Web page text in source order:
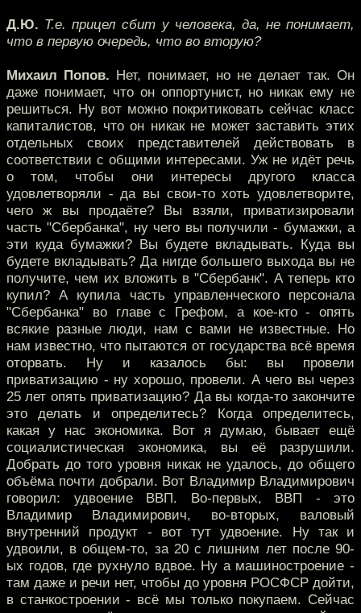
Д.Ю. Т.е. прицел сбит у человека, да, не понимает,
что в первую очередь, что во вторую?
Михаил Попов. Нет, понимает, но не делает так. Он
даже понимает, что он оппортунист, но никак ему не
решиться. Ну вот можно покритиковать сейчас класс
капиталистов, что он никак не может заставить этих
отдельных своих представителей действовать в
соответствии с общими интересами. Уж не идёт речь
о том, чтобы они интересы другого класса
удовлетворяли - да вы свои-то хоть удовлетворите,
чего ж вы продаёте? Вы взяли, приватизировали
часть "Сбербанка", ну чего вы получили - бумажки, а
эти куда бумажки? Вы будете вкладывать. Куда вы
будете вкладывать? Да нигде большего выхода вы не
получите, чем их вложить в "Сбербанк". А теперь кто
купил? А купила часть управленческого персонала
"Сбербанка" во главе с Грефом, а кое-кто - опять
всякие разные люди, нам с вами не известные. Но
нам известно, что пытаются от государства всё время
оторвать. Ну и казалось бы: вы провели
приватизацию - ну хорошо, провели. А чего вы через
25 лет опять приватизацию? Да вы когда-то закончите
это делать и определитесь? Когда определитесь,
какая у нас экономика. Вот я думаю, бывает ещё
социалистическая экономика, вы её разрушили.
Добрать до того уровня никак не удалось, до общего
объёма почти добрали. Вот Владимир Владимирович
говорил: удвоение ВВП. Во-первых, ВВП - это
Владимир Владимирович, во-вторых, валовый
внутренний продукт - вот тут удвоение. Ну так и
удвоили, в общем-то, за 20 с лишним лет после 90-
ых годов, где рухнуло вдвое. Ну а машиностроение -
там даже и речи нет, чтобы до уровня РОСФСР дойти,
в станкостроении - всё мы только покупаем. Сейчас